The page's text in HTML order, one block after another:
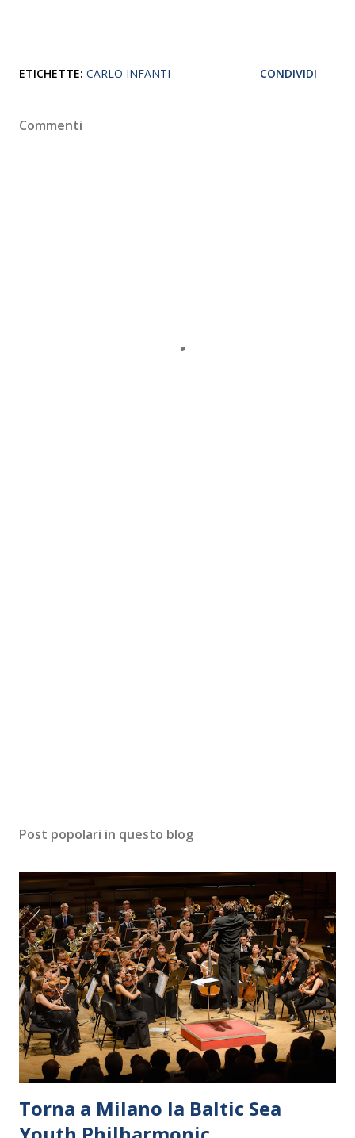
ETICHETTE: CARLO INFANTI CONDIVIDI
Commenti
Post popolari in questo blog
Torna a Milano la Baltic Sea